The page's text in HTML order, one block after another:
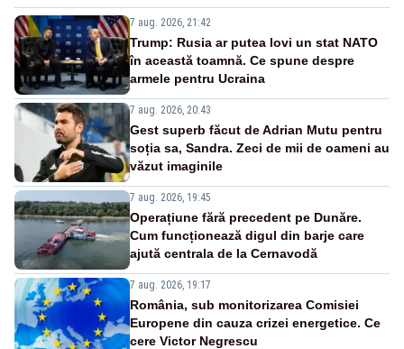
7 aug. 2026, 21:42
Trump: Rusia ar putea lovi un stat NATO
în această toamnă. Ce spune despre
armele pentru Ucraina
7 aug. 2026, 20:43
Gest superb făcut de Adrian Mutu pentru
soția sa, Sandra. Zeci de mii de oameni au
văzut imaginile
7 aug. 2026, 19:45
Operațiune fără precedent pe Dunăre.
Cum funcționează digul din barje care
ajută centrala de la Cernavodă
7 aug. 2026, 19:17
România, sub monitorizarea Comisiei
Europene din cauza crizei energetice. Ce
cere Victor Negrescu